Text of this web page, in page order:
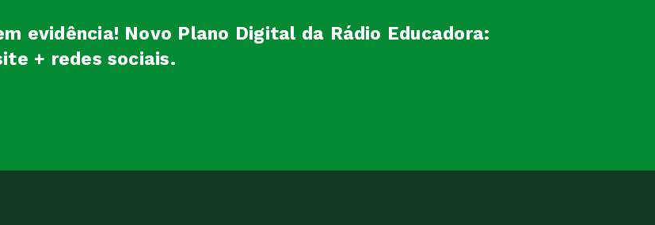
evidência! Novo Plano Digital da Rádio Educadora:
+ redes sociais.